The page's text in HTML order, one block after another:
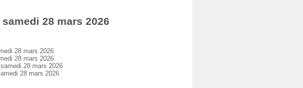
28 mars 2026
28 mars 2026
28 mars 2026
28 mars 2026
28 mars 2026